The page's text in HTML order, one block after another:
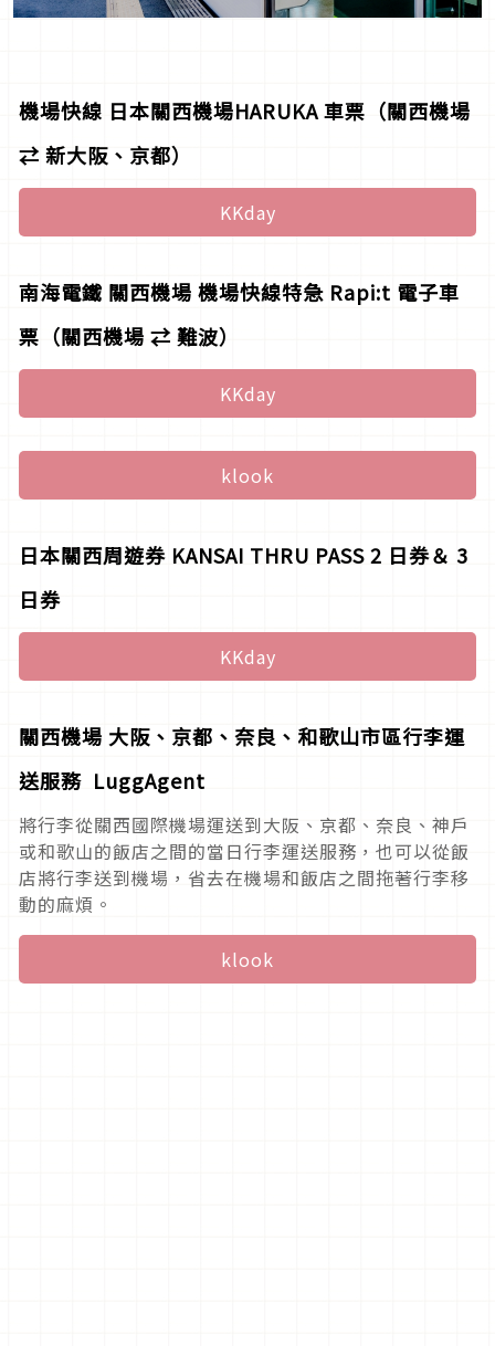
機場快線 日本關西機場HARUKA 車票（關西機場
⇄ 新大阪、京都）
KKday
南海電鐵 關西機場 機場快線特急 Rapi:t 電子車
票（關西機場 ⇄ 難波）
KKday
klook
日本關西周遊券 KANSAI THRU PASS 2 日券＆ 3
日券
KKday
關西機場 大阪、京都、奈良、和歌山市區行李運
送服務 LuggAgent
將行李從關西國際機場運送到大阪、京都、奈良、神戶
或和歌山的飯店之間的當日行李運送服務，也可以從飯
店將行李送到機場，省去在機場和飯店之間拖著行李移
動的麻煩。
klook